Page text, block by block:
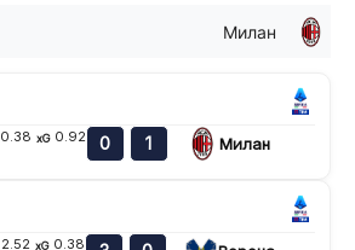
Милан
0.38 xG 0.92 0 1 Милан
2.52 xG 0.38